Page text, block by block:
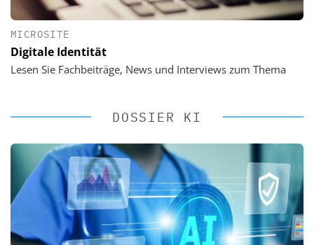
MICROSITE
Digitale Identität
Lesen Sie Fachbeiträge, News und Interviews zum Thema
DOSSIER KI